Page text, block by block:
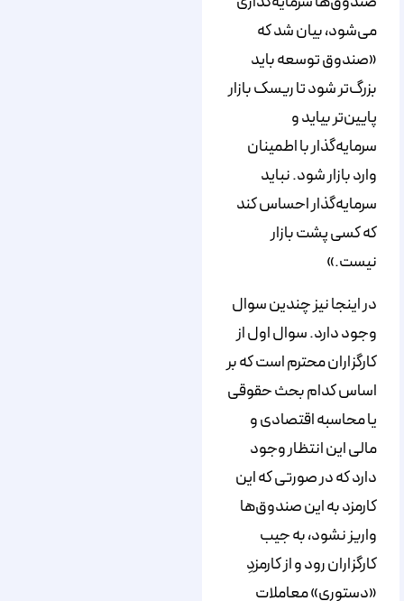
می‌شود، بیان شد که
«صندوق توسعه باید
بزرگ‌تر شود تا ریسک بازار
پایین‌تر بیاید و
سرمایه‌گذار با اطمینان
وارد بازار شود. نباید
سرمایه‌گذار احساس کند
که کسی پشت بازار
نیست.»
در اینجا نیز چندین سوال
وجود دارد. سوال اول از
کارگزاران محترم است که بر
اساس کدام بحث حقوقی
یا محاسبه اقتصادی و
مالی این انتظار وجود
دارد که در صورتی که این
کارمزد به این صندوق‌ها
واریز نشود، به جیب
کارگزاران رود و از کارمزدِ
«دستوری» معاملات